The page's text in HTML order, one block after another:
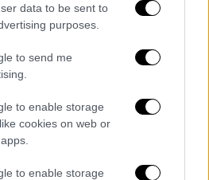
data to be sent to
purposes.
to send me
to enable storage
cookies on web or
to enable storage
έδαφος στις
στον κυβερνητικό
PSOE (Σοσιαλιστές),
εν όψει των